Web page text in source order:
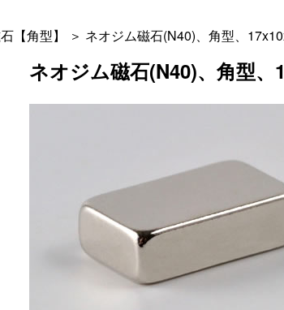
【角型】 ＞ ネオジム磁石(N40)、角型、
ネオジム磁石(N40)、角型